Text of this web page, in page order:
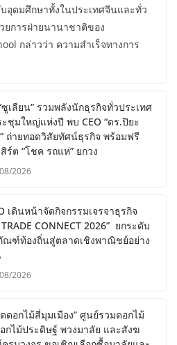
อุดมศึกษาทั้งในประเทศจีนและทั่ว
ยการฝ่ายนานาชาติของ
กล่าวว่า ความสำเร็จทางการ
เลียน” รวมพลังนักธุรกิจทั่วประเทศ
ชุมใหญ่แห่งปี พบ CEO “ดร.ปิยะ
ถ่ายทอดวิสัยทัศน์ธุรกิจ พร้อมฟรี
ร์ต “โชค รถแห่” ยกวง
2026
เดินหน้าจัดกิจกรรมเจรจาธุรกิจ
TRADE CONNECT 2026” ยกระดับ
ณฑ์ท้องถิ่นสู่ตลาดเชิงพาณิชย์อย่าง
2026
ดอกไม้สี่มุมเมือง” ศูนย์รวมดอกไม้
กไม้ประดิษฐ์ พวงมาลัย และสังฆ